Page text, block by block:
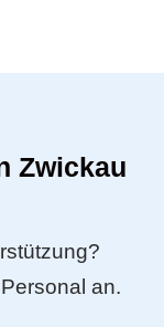
Zwickau
an.